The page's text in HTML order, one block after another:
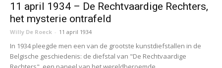
11 april 1934 – De Rechtvaardige Rechters,
het mysterie ontrafeld
Willy De Roeck - 11 april 1934
In 1934 pleegde men een van de grootste kunstdiefstallen in de
Belgische geschiedenis: de diefstal van "De Rechtvaardige